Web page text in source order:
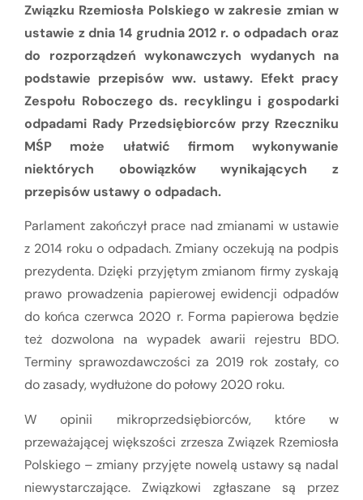
Związku Rzemiosła Polskiego w zakresie zmian w
ustawie z dnia 14 grudnia 2012 r. o odpadach oraz
do rozporządzeń wykonawczych wydanych na
podstawie przepisów ww. ustawy. Efekt pracy
Zespołu Roboczego ds. recyklingu i gospodarki
odpadami Rady Przedsiębiorców przy Rzeczniku
MŚP może ułatwić firmom wykonywanie
niektórych obowiązków wynikających z
przepisów ustawy o odpadach.
Parlament zakończył prace nad zmianami w ustawie
z 2014 roku o odpadach. Zmiany oczekują na podpis
prezydenta. Dzięki przyjętym zmianom firmy zyskają
prawo prowadzenia papierowej ewidencji odpadów
do końca czerwca 2020 r. Forma papierowa będzie
też dozwolona na wypadek awarii rejestru BDO.
Terminy sprawozdawczości za 2019 rok zostały, co
do zasady, wydłużone do połowy 2020 roku.
W opinii mikroprzedsiębiorców, które w
przeważającej większości zrzesza Związek Rzemiosła
Polskiego – zmiany przyjęte nowelą ustawy są nadal
niewystarczające. Związkowi zgłaszane są przez